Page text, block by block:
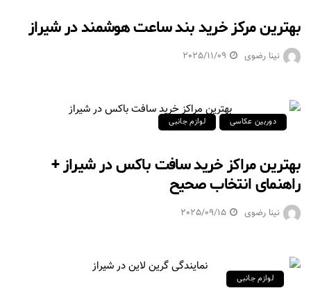
بهترین مرکز خرید بند ساعت هوشمند در شیراز
نینا رضوی 2025/11/09
دوربین عکاسی لوازم جانبی
بهترین مراکز خرید سافت باکس در شیراز +
راهنمای انتخاب صحیح
نینا رضوی 2025/09/15
لوازم جانبی